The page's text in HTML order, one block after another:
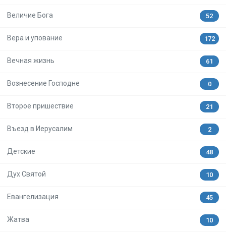
Величие Бога 52
Вера и упование 172
Вечная жизнь 61
Вознесение Господне 0
Второе пришествие 21
Въезд в Иерусалим 2
Детские 48
Дух Святой 10
Евангелизация 45
Жатва 10